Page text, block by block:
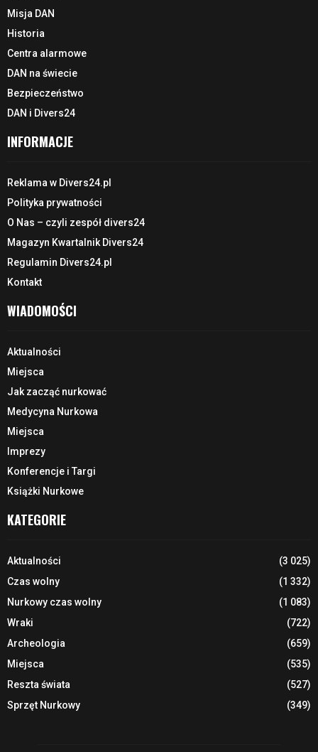
Misja DAN
Historia
Centra alarmowe
DAN na świecie
Bezpieczeństwo
DAN i Divers24
INFORMACJE
Reklama w Divers24.pl
Polityka prywatności
O Nas – czyli zespół divers24
Magazyn Kwartalnik Divers24
Regulamin Divers24.pl
Kontakt
WIADOMOŚCI
Aktualności
Miejsca
Jak zacząć nurkować
Medycyna Nurkowa
Miejsca
Imprezy
Konferencje i Targi
Książki Nurkowe
KATEGORIE
Aktualności
(3 025)
Czas wolny
(1 332)
Nurkowy czas wolny
(1 083)
Wraki
(722)
Archeologia
(659)
Miejsca
(535)
Reszta świata
(527)
Sprzęt Nurkowy
(349)